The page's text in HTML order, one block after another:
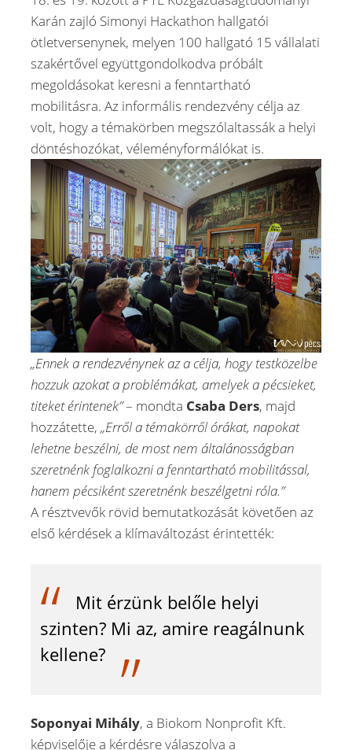
Karán zajló Simonyi Hackathon hallgatói
ötletversenynek, melyen 100 hallgató 15 vállalati
szakértővel együttgondolkodva próbált
megoldásokat keresni a fenntartható
mobilitásra. Az informális rendezvény célja az
volt, hogy a témakörben megszólaltassák a helyi
döntéshozókat, véleményformálókat is.
„Ennek a rendezvénynek az a célja, hogy testközelbe
hozzuk azokat a problémákat, amelyek a pécsieket,
titeket érintenek”– mondta Csaba Ders, majd
hozzátette, „Erről a témakörről órákat, napokat
lehetne beszélni, de most nem általánosságban
szeretnénk foglalkozni a fenntartható mobilitással,
hanem pécsiként szeretnénk beszélgetni róla.”
A résztvevők rövid bemutatkozását követően az
első kérdések a klímaváltozást érintették:
Mit érzünk belőle helyi
szinten? Mi az, amire reagálnunk
kellene?
Soponyai Mihály, a Biokom Nonprofit Kft.
képviselője a kérdésre válaszolva a